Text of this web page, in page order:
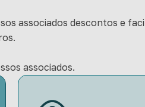
associados descontos e
associados.